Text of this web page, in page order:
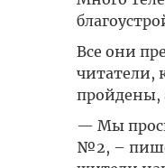
Все они
читатели,
пройдены,
— Мы
№2, –